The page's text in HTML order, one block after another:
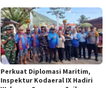
Perkuat Diplomasi Maritim,
Inspektur Kodaeral IX Hadiri